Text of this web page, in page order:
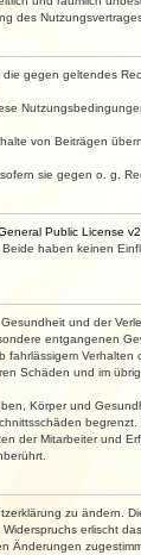
des
gegen geltendes
von Beiträgen
sie gegen o. g.
Public License v2
haben keinen
und der
entgangenen
Schäden und im
Körper und
der Mitarbeiter und
zu ändern.
erlischt
Änderungen